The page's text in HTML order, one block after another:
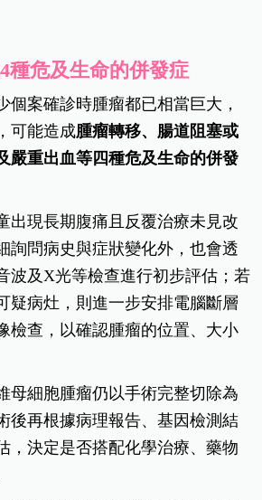
種危及生命的併發症
個案確診時腫瘤都已相當巨大，
可能造成腫瘤轉移、腸道阻塞或
嚴重出血等四種危及生命的併發
出現長期腹痛且反覆治療未見改
詢問病史與症狀變化外，也會透
波及X光等檢查進行初步評估；若
疑病灶，則進一步安排電腦斷層
檢查，以確認腫瘤的位置、大小
母細胞腫瘤仍以手術完整切除為
後再根據病理報告、基因檢測結
，決定是否搭配化學治療、藥物